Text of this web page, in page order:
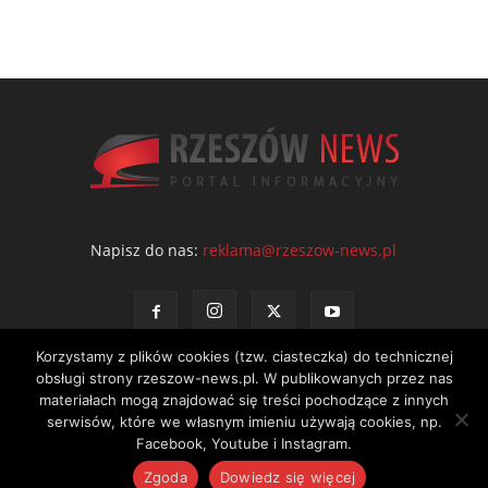
Napisz do nas: reklama@rzeszow-news.pl
Kontakt Polityka prywatności Regulamin portalu
© NEWS Sp. z o.o. - wydawca portalu Rzeszów News. Wszystkie prawa
zastrzeżone. Tel.: 601 97 55 30
Korzystamy z plików cookies (tzw. ciasteczka) do technicznej
obsługi strony rzeszow-news.pl. W publikowanych przez nas
materiałach mogą znajdować się treści pochodzące z innych
serwisów, które we własnym imieniu używają cookies, np.
Facebook, Youtube i Instagram.
Zgoda
Dowiedz się więcej